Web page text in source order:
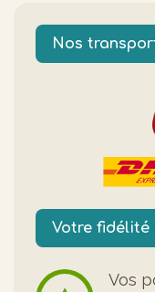
Nos
Votre fidélité
Vos